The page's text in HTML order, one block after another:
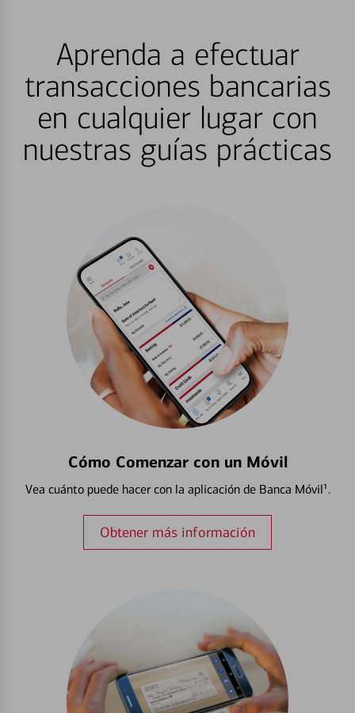
Aprenda a efectuar
transacciones bancarias
en cualquier lugar con
nuestras guías prácticas
Cómo Comenzar con un Móvil
Vea cuánto puede hacer con la aplicación de Banca Móvil¹.
Obtener más información